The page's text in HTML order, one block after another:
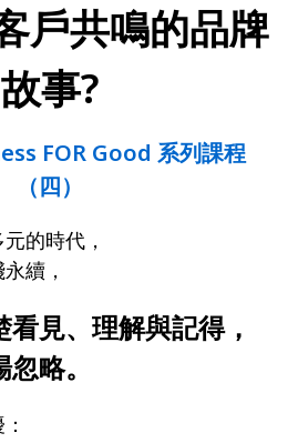
戶共鳴的品牌
故事?
FOR Good 系列課程
（四）
的時代，
續，
見、理解與記得，
略。